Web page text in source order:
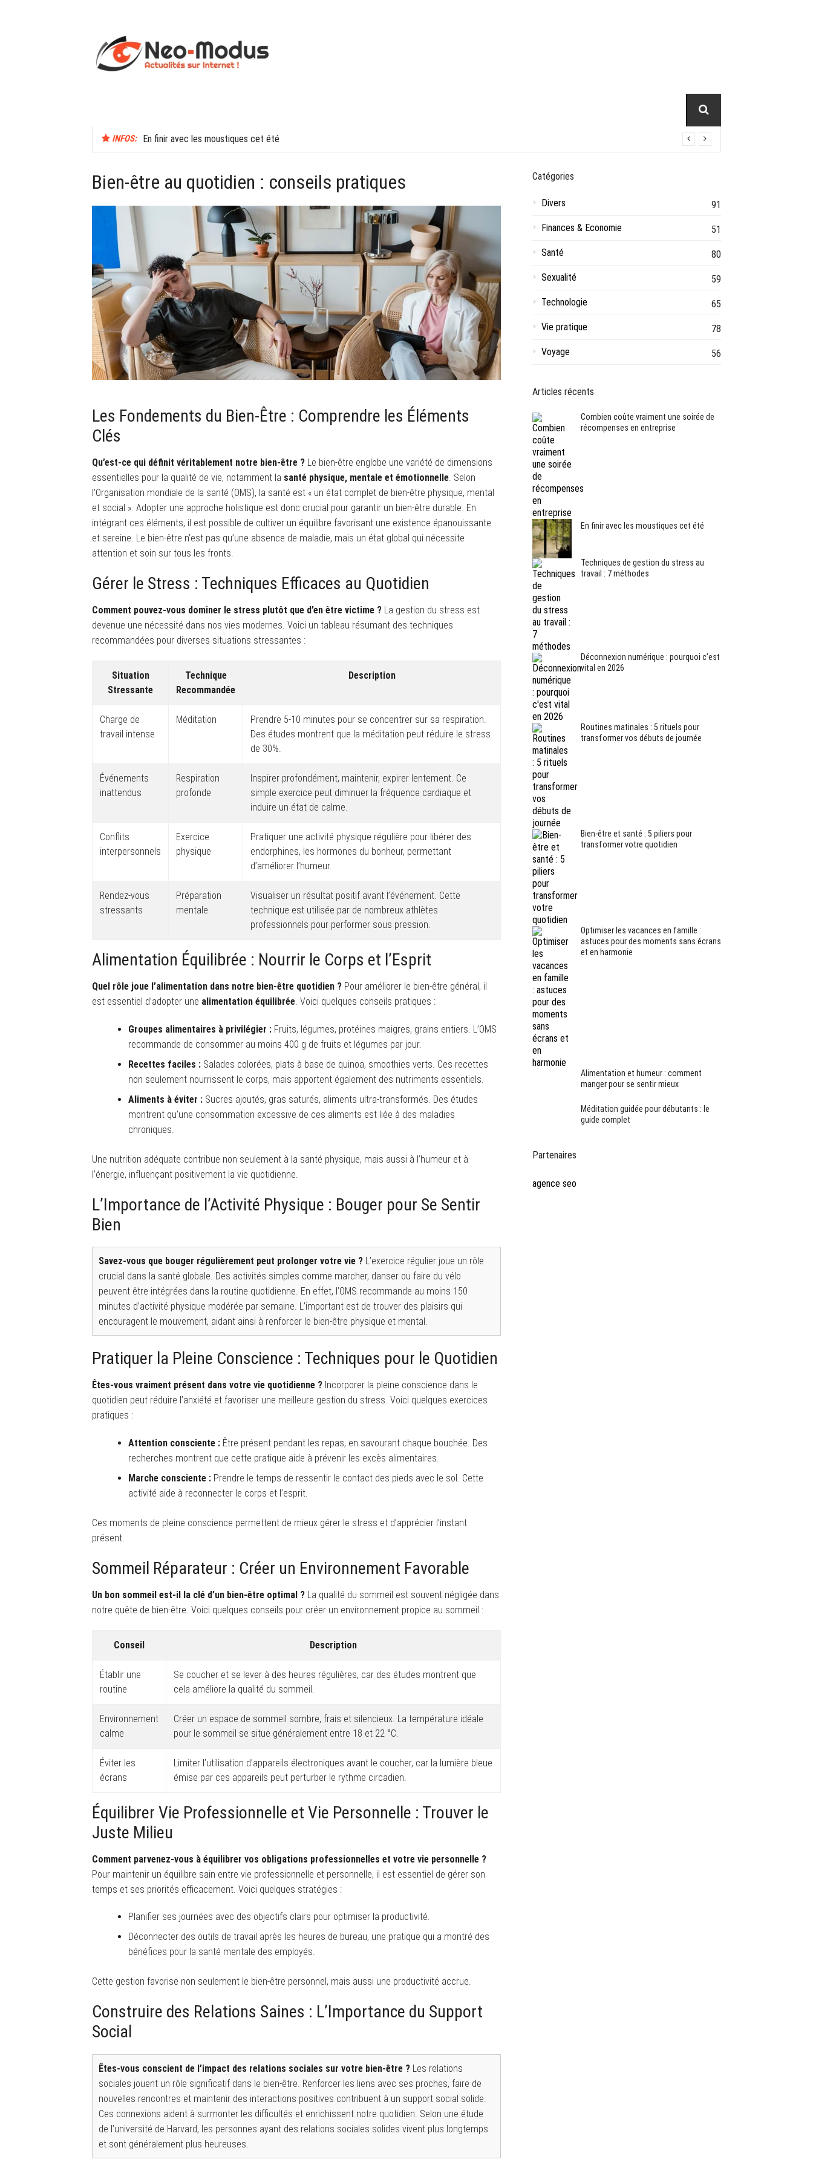
INFOS: En finir avec les moustiques cet été
Bien-être au quotidien : conseils pratiques
Les Fondements du Bien-Être : Comprendre les Éléments
Clés
Qu’est-ce qui définit véritablement notre bien-être ? Le bien-être englobe une variété de dimensions
essentielles pour la qualité de vie, notamment la santé physique, mentale et émotionnelle. Selon
l’Organisation mondiale de la santé (OMS), la santé est « un état complet de bien-être physique, mental
et social ». Adopter une approche holistique est donc crucial pour garantir un bien-être durable. En
intégrant ces éléments, il est possible de cultiver un équilibre favorisant une existence épanouissante
et sereine. Le bien-être n’est pas qu’une absence de maladie, mais un état global qui nécessite
attention et soin sur tous les fronts.
Gérer le Stress : Techniques Efficaces au Quotidien
Comment pouvez-vous dominer le stress plutôt que d’en être victime ? La gestion du stress est
devenue une nécessité dans nos vies modernes. Voici un tableau résumant des techniques
recommandées pour diverses situations stressantes :
Situation
Stressante
Technique
Recommandée
Description
Charge de
travail intense
Méditation
Prendre 5-10 minutes pour se concentrer sur sa respiration.
Des études montrent que la méditation peut réduire le stress
de 30%.
Événements
inattendus
Respiration
profonde
Inspirer profondément, maintenir, expirer lentement. Ce
simple exercice peut diminuer la fréquence cardiaque et
induire un état de calme.
Conflits
interpersonnels
Exercice
physique
Pratiquer une activité physique régulière pour libérer des
endorphines, les hormones du bonheur, permettant
d’améliorer l’humeur.
Rendez-vous
stressants
Préparation
mentale
Visualiser un résultat positif avant l’événement. Cette
technique est utilisée par de nombreux athlètes
professionnels pour performer sous pression.
Alimentation Équilibrée : Nourrir le Corps et l’Esprit
Quel rôle joue l’alimentation dans notre bien-être quotidien ? Pour améliorer le bien-être général, il
est essentiel d’adopter une alimentation équilibrée. Voici quelques conseils pratiques :
Groupes alimentaires à privilégier : Fruits, légumes, protéines maigres, grains entiers. L’OMS
recommande de consommer au moins 400 g de fruits et légumes par jour.
Recettes faciles : Salades colorées, plats à base de quinoa, smoothies verts. Ces recettes
non seulement nourrissent le corps, mais apportent également des nutriments essentiels.
Aliments à éviter : Sucres ajoutés, gras saturés, aliments ultra-transformés. Des études
montrent qu’une consommation excessive de ces aliments est liée à des maladies
chroniques.
Une nutrition adéquate contribue non seulement à la santé physique, mais aussi à l’humeur et à
l’énergie, influençant positivement la vie quotidienne.
L’Importance de l’Activité Physique : Bouger pour Se Sentir
Bien
Savez-vous que bouger régulièrement peut prolonger votre vie ? L’exercice régulier joue un rôle
crucial dans la santé globale. Des activités simples comme marcher, danser ou faire du vélo
peuvent être intégrées dans la routine quotidienne. En effet, l’OMS recommande au moins 150
minutes d’activité physique modérée par semaine. L’important est de trouver des plaisirs qui
encouragent le mouvement, aidant ainsi à renforcer le bien-être physique et mental.
Pratiquer la Pleine Conscience : Techniques pour le Quotidien
Êtes-vous vraiment présent dans votre vie quotidienne ? Incorporer la pleine conscience dans le
quotidien peut réduire l’anxiété et favoriser une meilleure gestion du stress. Voici quelques exercices
pratiques :
Attention consciente : Être présent pendant les repas, en savourant chaque bouchée. Des
recherches montrent que cette pratique aide à prévenir les excès alimentaires.
Marche consciente : Prendre le temps de ressentir le contact des pieds avec le sol. Cette
activité aide à reconnecter le corps et l’esprit.
Ces moments de pleine conscience permettent de mieux gérer le stress et d’apprécier l’instant
présent.
Sommeil Réparateur : Créer un Environnement Favorable
Un bon sommeil est-il la clé d’un bien-être optimal ? La qualité du sommeil est souvent négligée dans
notre quête de bien-être. Voici quelques conseils pour créer un environnement propice au sommeil :
Conseil Description
Établir une
routine
Se coucher et se lever à des heures régulières, car des études montrent que
cela améliore la qualité du sommeil.
Environnement
calme
Créer un espace de sommeil sombre, frais et silencieux. La température idéale
pour le sommeil se situe généralement entre 18 et 22 °C.
Éviter les
écrans
Limiter l’utilisation d’appareils électroniques avant le coucher, car la lumière bleue
émise par ces appareils peut perturber le rythme circadien.
Équilibrer Vie Professionnelle et Vie Personnelle : Trouver le
Juste Milieu
Comment parvenez-vous à équilibrer vos obligations professionnelles et votre vie personnelle ?
Pour maintenir un équilibre sain entre vie professionnelle et personnelle, il est essentiel de gérer son
temps et ses priorités efficacement. Voici quelques stratégies :
Planifier ses journées avec des objectifs clairs pour optimiser la productivité.
Déconnecter des outils de travail après les heures de bureau, une pratique qui a montré des
bénéfices pour la santé mentale des employés.
Cette gestion favorise non seulement le bien-être personnel, mais aussi une productivité accrue.
Construire des Relations Saines : L’Importance du Support
Social
Êtes-vous conscient de l’impact des relations sociales sur votre bien-être ? Les relations
sociales jouent un rôle significatif dans le bien-être. Renforcer les liens avec ses proches, faire de
nouvelles rencontres et maintenir des interactions positives contribuent à un support social solide.
Ces connexions aident à surmonter les difficultés et enrichissent notre quotidien. Selon une étude
de l’université de Harvard, les personnes ayant des relations sociales solides vivent plus longtemps
et sont généralement plus heureuses.
Catégories
Divers
91
Finances & Economie
51
Santé
80
Sexualité
59
Technologie
65
Vie pratique
78
Voyage
56
Articles récents
Combien coûte vraiment une soirée de
récompenses en entreprise
En finir avec les moustiques cet été
Techniques de gestion du stress au
travail : 7 méthodes
Déconnexion numérique : pourquoi c’est
vital en 2026
Routines matinales : 5 rituels pour
transformer vos débuts de journée
Bien-être et santé : 5 piliers pour
transformer votre quotidien
Optimiser les vacances en famille :
astuces pour des moments sans écrans
et en harmonie
Alimentation et humeur : comment
manger pour se sentir mieux
Méditation guidée pour débutants : le
guide complet
Partenaires
agence seo